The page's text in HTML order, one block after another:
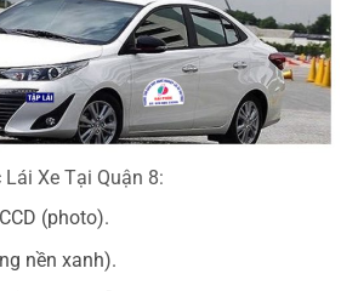
Xe Tại Quận 8:
(photo).
nền xanh).